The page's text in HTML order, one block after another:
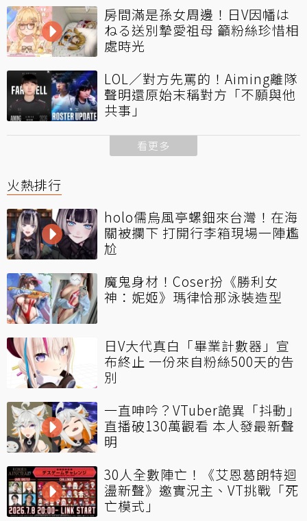
房間滿是孫女周邊！日V因幡は
ねる送別摯愛祖母 籲粉絲珍惜相
處時光
LOL／對方先罵的！Aiming離隊
聲明還原始末稱對方「不願與他
共事」
看更多
火熱排行
holo儒烏風亭螺鈿來台灣！在海
關被攔下 打開行李箱現場一陣尷
尬
魔鬼身材！Coser扮《勝利女
神：妮姬》瑪律恰那泳裝造型
日V大代真白「畢業計數器」宣
布終止 一份來自粉絲500天的告
別
一直呻吟？VTuber詭異「抖動」
直播破130萬觀看 本人發最新聲
明
30人全數陣亡！《艾恩葛朗特迴
盪新聲》邀實況主、VT挑戰「死
亡模式」